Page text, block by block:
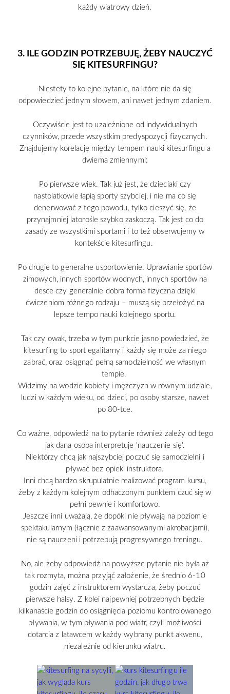
każdy wiatrowy dzień.
3. ILE GODZIN POTRZEBUJĘ, ŻEBY NAUCZYĆ
SIĘ KITESURFINGU?
Niestety to kolejne pytanie, na które nie da się
odpowiedzieć jednym słowem, ani nawet jednym zdaniem.
Oczywiście jest to uzależnione od indywidualnych
czynników, przede wszystkim predyspozycji fizycznych.
Znajdujemy korelację między tempem nauki kitesurfingu a
dwiema zmiennymi:
Po pierwsze wiek. Tak już jest, że dzieciaki czy
nastolatkowie łapią sporty szybciej, i nie ma co się
denerwować z tego powodu, tylko cieszyć się, że
przynajmniej latorośle szybko zaskoczą. Tak jest co do
zasady ze wszystkimi sportami i to też obserwujemy w
kontekście kitesurfingu.
Po drugie to generalne usportowienie. Uprawianie sportów
zimowych, innych sportów wodnych, innych sportów na
desce czy generalnie dobra forma fizyczna dzięki
ćwiczeniom różnego rodzaju – muszą się przełożyć na
lepsze tempo nauki kolejnego sportu.
Tak czy owak, trzeba w tym punkcie jasno powiedzieć, że
kitesurfing to sport egalitarny i każdy się może za niego
zabrać, oraz osiągnąć pełną samodzielność we własnym
tempie.
Widzimy na wodzie kobiety i mężczyzn w równym udziale,
ludzi w każdym wieku, od dzieci, po osoby starsze, nawet
po 80-tce.
Co ważne, odpowiedź na to pytanie również zależy od tego
jak dana osoba interpretuje 'nauczenie się’.
Niektórzy chcą jak najszybciej poczuć się samodzielni i
pływać bez opieki instruktora.
Inni chcą bardzo skrupulatnie realizować program kursu,
żeby z każdym kolejnym odhaczonym punktem czuć się w
pełni pewnie i komfortowo.
Jeszcze inni uważają, że dopóki nie pływają na poziomie
spektakularnym (łącznie z zaawansowanymi akrobacjami),
nie są nauczeni i potrzebują progresywnego treningu.
No, ale żeby odpowiedź na powyższe pytanie nie była aż
tak rozmyta, można przyjąć założenie, że średnio 6-10
godzin zajęć z instruktorem wystarcza, żeby poczuć
pierwsze halsy. Z kolei najpewniej potrzebnych będzie
kilkanaście godzin do osiągnięcia poziomu kontrolowanego
pływania, w tym pływania pod wiatr, czyli możliwości
dotarcia z latawcem w każdy wybrany punkt akwenu,
niezależnie od kierunku wiatru.